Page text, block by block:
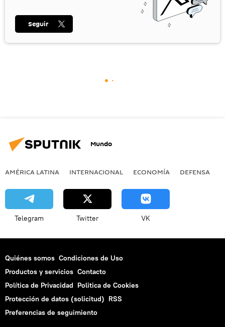
Seguir
Mundo
AMÉRICA LATINA INTERNACIONAL ECONOMÍA DEFENSA
Telegram Twitter VK
Quiénes somos Condiciones de Uso
Productos y servicios Contacto
Política de Privacidad Politica de Cookies
Protección de datos (solicitud) RSS
Preferencias de seguimiento